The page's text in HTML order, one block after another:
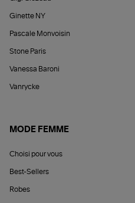
Ginette NY
Pascale Monvoisin
Stone Paris
Vanessa Baroni
Vanrycke
MODE FEMME
Choisi pour vous
Best-Sellers
Robes